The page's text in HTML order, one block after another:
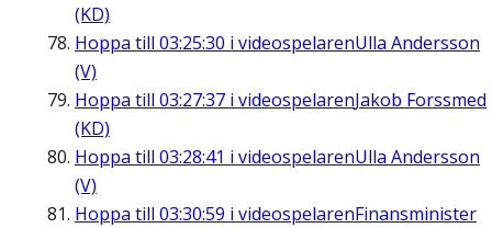
(KD)
Hoppa till 03:25:30 i videospelarenUlla Andersson
(V)
Hoppa till 03:27:37 i videospelarenJakob Forssmed
(KD)
Hoppa till 03:28:41 i videospelarenUlla Andersson
(V)
Hoppa till 03:30:59 i videospelarenFinansminister